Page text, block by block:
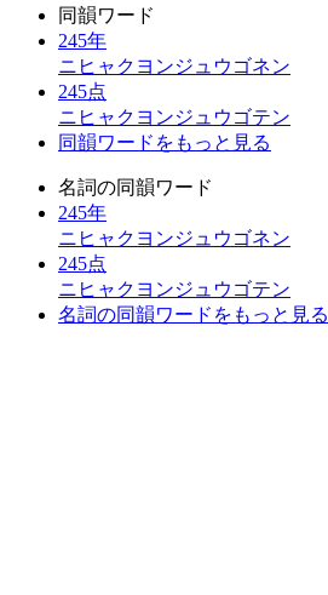
同韻ワード
245年
ニヒャクヨンジュウゴネン
245点
ニヒャクヨンジュウゴテン
同韻ワードをもっと見る
名詞の同韻ワード
245年
ニヒャクヨンジュウゴネン
245点
ニヒャクヨンジュウゴテン
名詞の同韻ワードをもっと見る